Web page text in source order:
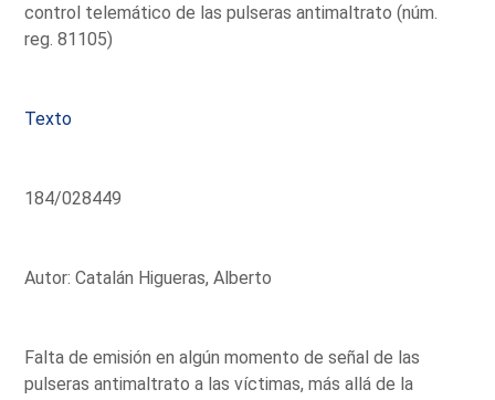
control telemático de las pulseras antimaltrato (núm.
reg. 81105)
Texto
184/028449
Autor: Catalán Higueras, Alberto
Falta de emisión en algún momento de señal de las
pulseras antimaltrato a las víctimas, más allá de la